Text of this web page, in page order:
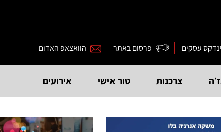
עסקים פרסום באתר הוואצאפ האדום
צרכנות טור אישי אירועים